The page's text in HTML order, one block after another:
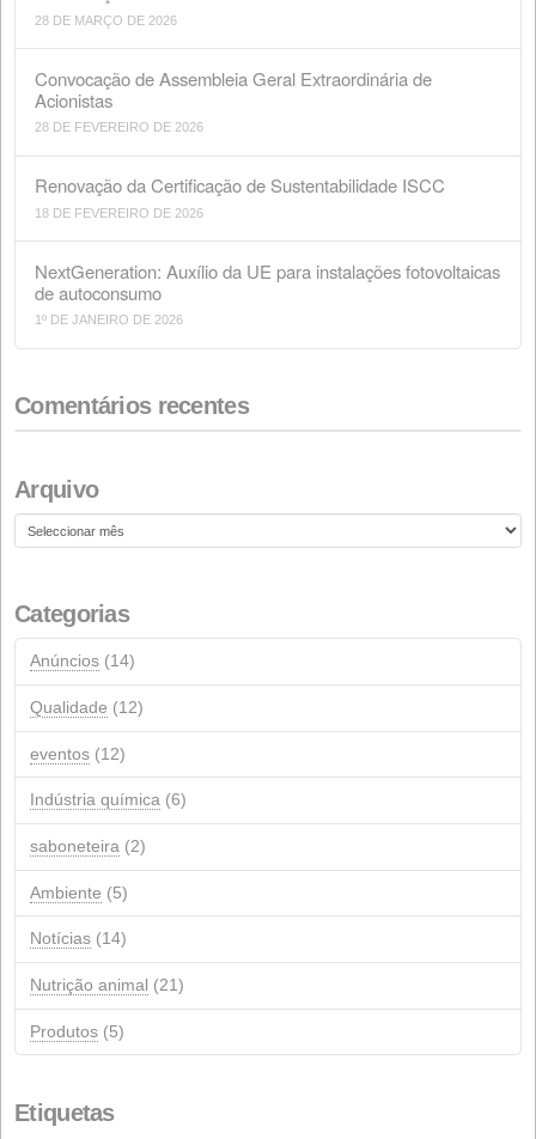
Arquivo de fichas técnicas
HEC
26 DE ABRIL DE 2019
NOTÍCIAS, NUTRIÇÃO ANIMAL, PRODUTOS
As nossas famosas Fichas Informativas, ou como
gostamos de lhes chamar, Fichas Paroquiais. Criadas
nosso fundador Benjamín Espuny, as nossas Fichas
Paroquiais foram um compêndio de engenhosidade,
criatividade, curiosidade e inteligência. Começaram
produtos, mas logo todo tipo de notícias de jornais,
consulte Mais informação
Procurar
Artigos recentes